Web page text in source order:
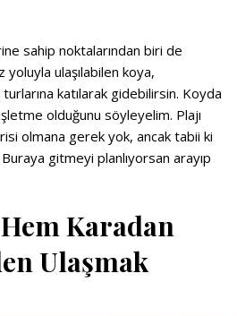
sahip noktalarından biri de
yoluyla ulaşılabilen koya,
katılarak gidebilirsin. Koyda
olduğunu söyleyelim. Plajı
olmana gerek yok, ancak tabii ki
gitmeyi planlıyorsan arayıp
Karadan
Ulaşmak